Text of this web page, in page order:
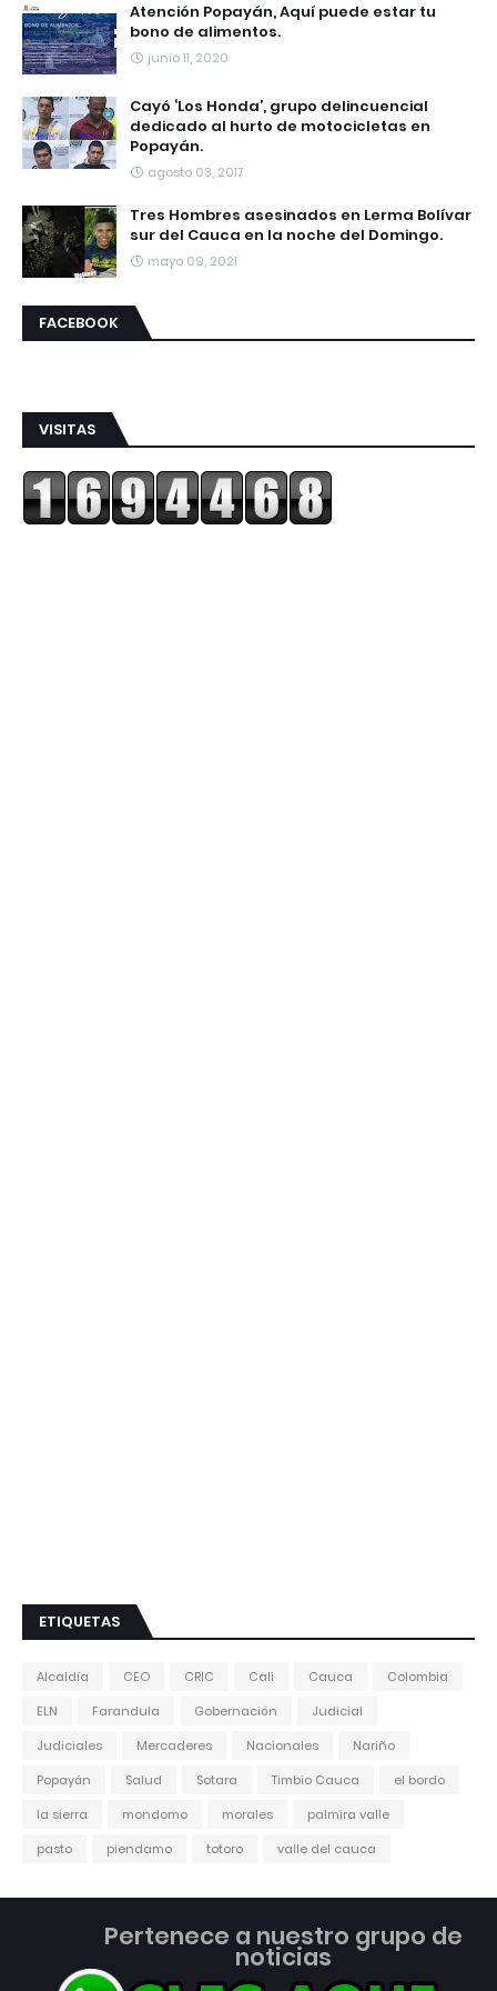
Atención Popayán, Aquí puede estar tu
bono de alimentos.
junio 11, 2020
Cayó ‘Los Honda’, grupo delincuencial
dedicado al hurto de motocicletas en
Popayán.
agosto 03, 2017
Tres Hombres asesinados en Lerma Bolívar
sur del Cauca en la noche del Domingo.
mayo 09, 2021
FACEBOOK
VISITAS
ETIQUETAS
Alcaldía CEO CRIC Cali Cauca
Colombia
ELN
Farandula Gobernación
Judicial
Judiciales
Mercaderes Nacionales
Nariño
Popayán
Salud Sotara Timbio Cauca
el bordo
la sierra
mondomo morales
palmira valle
pasto
piendamo totoro valle del cauca
Pertenece a nuestro grupo de
noticias